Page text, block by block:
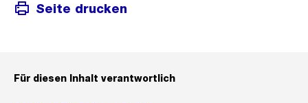
Seite drucken
Für diesen Inhalt verantwortlich